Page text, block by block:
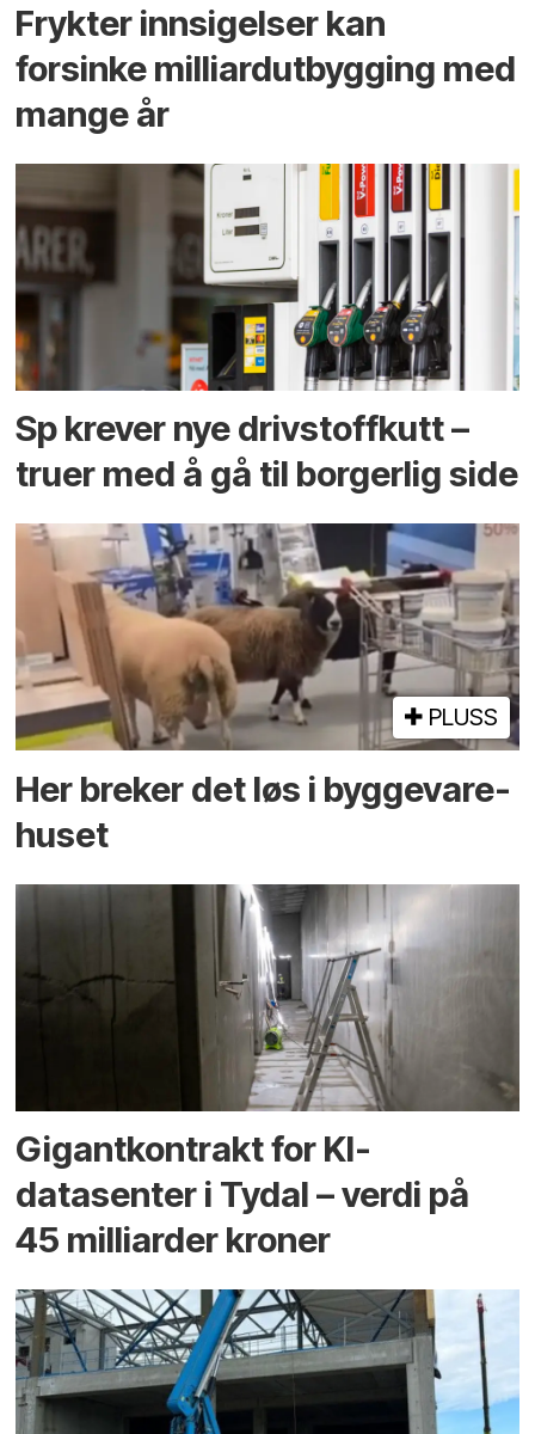
Frykter innsigelser kan
forsinke milliard­utbygging med
mange år
Sp krever nye drivstoffkutt –
truer med å gå til borgerlig side
PLUSS
Her breker det løs i bygge­vare­
huset
Gigantkontrakt for KI-
datasenter i Tydal – verdi på
45 milliarder kroner